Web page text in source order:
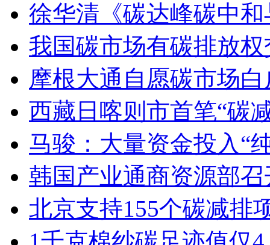
徐华清《碳达峰碳中
我国碳市场有碳排放
摩根大通自愿碳市场
西藏日喀则市首笔“碳
马骏：大量资金投入“
韩国产业通商资源部
北京支持155个碳减排